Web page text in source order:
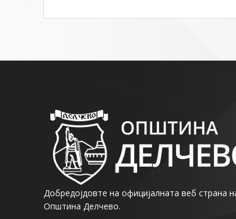
Добредојдовте на официјалната веб страна
Општина Делчево.